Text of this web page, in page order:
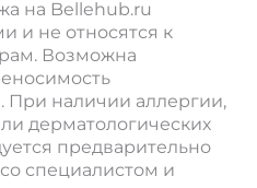
на Bellehub.ru
и не относятся к
Возможна
При наличии аллергии,
дерматологических
предварительно
специалистом и